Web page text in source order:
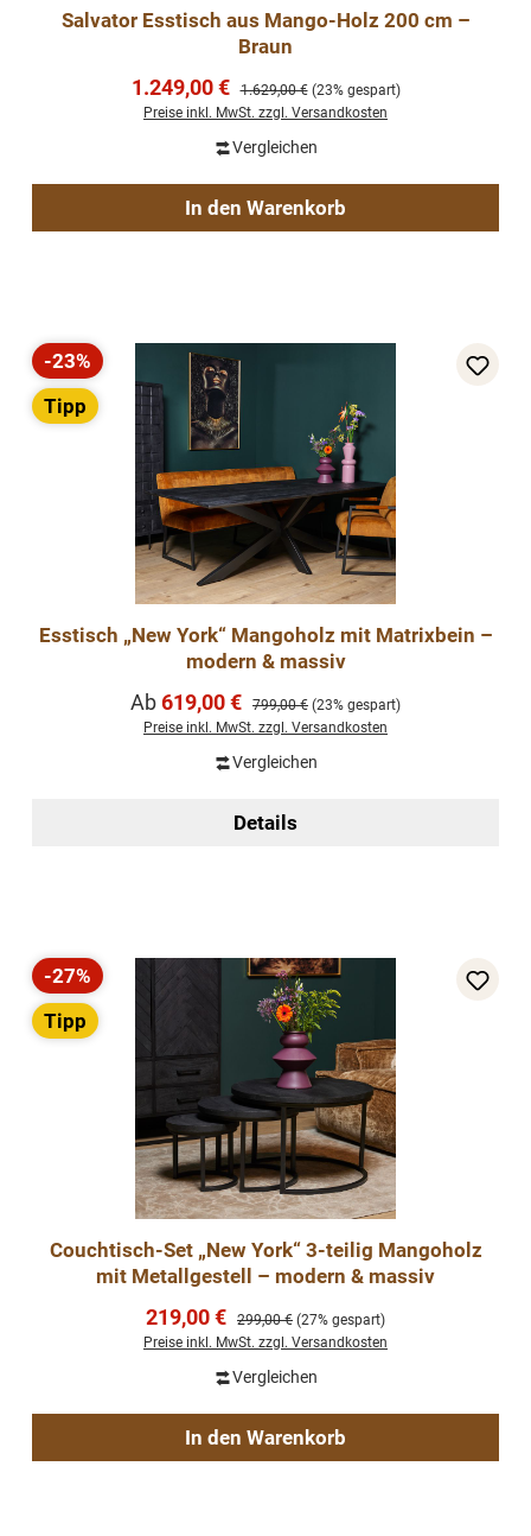
Salvator Esstisch aus Mango-Holz 200 cm –
Braun
Verkaufspreis:
1.249,00 € Regulärer Preis:
1.629,00 € (23% gespart)
Preise inkl. MwSt. zzgl. Versandkosten
Vergleichen
In den Warenkorb
Rabatt
-23%
Tipp
Esstisch „New York“ Mangoholz mit Matrixbein –
modern & massiv
Verkaufspreis:
Ab619,00 € Regulärer Preis:
799,00 € (23% gespart)
Preise inkl. MwSt. zzgl. Versandkosten
Vergleichen
Details
Rabatt
-27%
Tipp
Couchtisch-Set „New York“ 3-teilig Mangoholz
mit Metallgestell – modern & massiv
Verkaufspreis:
219,00 € Regulärer Preis:
299,00 € (27% gespart)
Preise inkl. MwSt. zzgl. Versandkosten
Vergleichen
In den Warenkorb